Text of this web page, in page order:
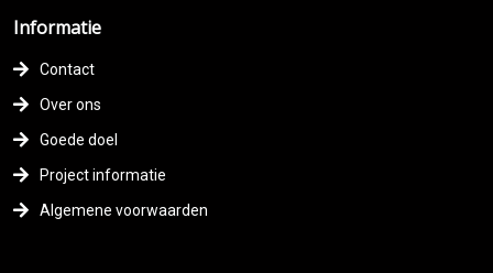
Informatie
Contact
Over ons
Goede doel
Project informatie
Algemene voorwaarden